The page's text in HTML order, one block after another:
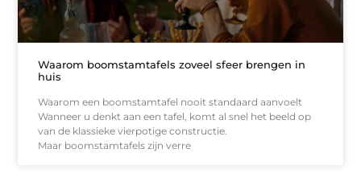
Waarom boomstamtafels zoveel sfeer brengen in
huis
Waarom een boomstamtafel nooit standaard aanvoelt
Wanneer u denkt aan een tafel, komt al snel het beeld op
van de klassieke vierpotige constructie.
Maar boomstamtafels zijn verre